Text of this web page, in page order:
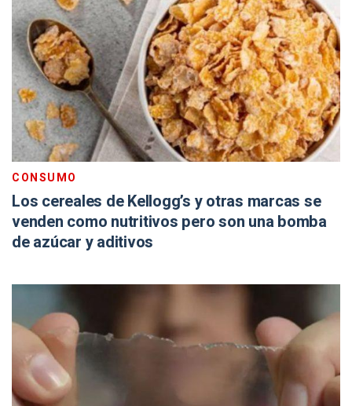
CONSUMO
Los cereales de Kellogg’s y otras marcas se
venden como nutritivos pero son una bomba
de azúcar y aditivos